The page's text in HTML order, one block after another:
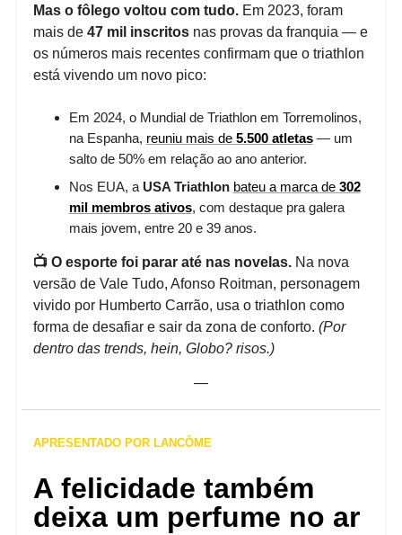
Mas o fôlego voltou com tudo.Em 2023, foram
mais de 47 mil inscritosnas provas da franquia — e
os números mais recentes confirmam que o triathlon
está vivendo um novo pico:
Em 2024, o Mundial de Triathlon em Torremolinos,
na Espanha, reuniu mais de 5.500 atletas— um
salto de 50% em relação ao ano anterior.
Nos EUA, a USA Triathlon bateu a marca de 302
mil membros ativos, com destaque pra galera
mais jovem, entre 20 e 39 anos.
📺 O esporte foi parar até nas novelas.Na nova
versão de Vale Tudo, Afonso Roitman, personagem
vivido por Humberto Carrão, usa o triathlon como
forma de desafiar e sair da zona de conforto. (Por
dentro das trends, hein, Globo? risos.)
—
APRESENTADO POR LANCÔME
A felicidade também
deixa um perfume no ar